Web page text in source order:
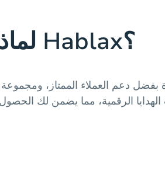
لماذا تستخدم Hablax؟
الرقمية، مما يضمن لك